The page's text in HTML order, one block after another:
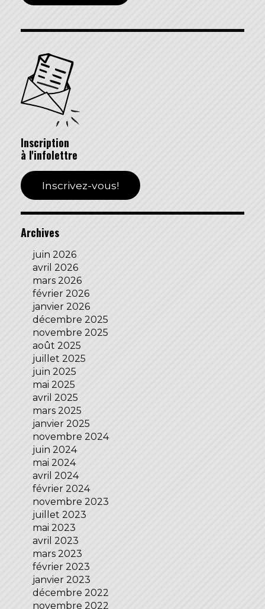
Inscription
à l'infolettre
Inscrivez-vous!
Archives
juin 2026
avril 2026
mars 2026
février 2026
janvier 2026
décembre 2025
novembre 2025
août 2025
juillet 2025
juin 2025
mai 2025
avril 2025
mars 2025
janvier 2025
novembre 2024
juin 2024
mai 2024
avril 2024
février 2024
novembre 2023
juillet 2023
mai 2023
avril 2023
mars 2023
février 2023
janvier 2023
décembre 2022
novembre 2022